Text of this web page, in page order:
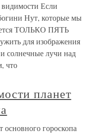
Если
Нут, которые мы
ТОЛЬКО ПЯТЬ
для изображения
солнечные лучи над
что
планет
гороскопа